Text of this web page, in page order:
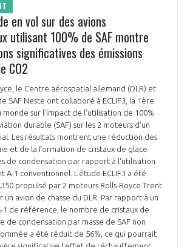
en vol sur des avions
utilisant 100% de SAF montre
significatives des émissions
CO2
le Centre aérospatial allemand (DLR) et
SAF Neste ont collaboré à ECLIF3, la 1ère
monde sur l'impact de l'utilisation de 100%
durable (SAF) sur les 2 moteurs d'un
Les résultats montrent une réduction des
et de la formation de cristaux de glace
de condensation par rapport à l'utilisation
A-1 conventionnel. L'étude ECLIF3 a été
propulsé par 2 moteurs Rolls-Royce Trent
un avion de chasse du DLR. Par rapport à un
1 de référence, le nombre de cristaux de
de condensation par masse de SAF non
a été réduit de 56%, ce qui pourrait